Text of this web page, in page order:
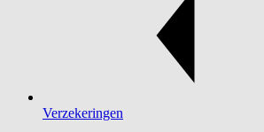
Verzekeringen